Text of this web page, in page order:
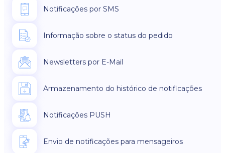
Notificações por SMS
Informação sobre o status do pedido
Newsletters por E-Mail
Armazenamento do histórico de notificações
Notificações PUSH
Envio de notificações para mensageiros